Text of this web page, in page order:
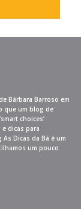
Bárbara Barroso em
que um blog de
choices’
dicas para
Dicas da Bá é um
um pouco